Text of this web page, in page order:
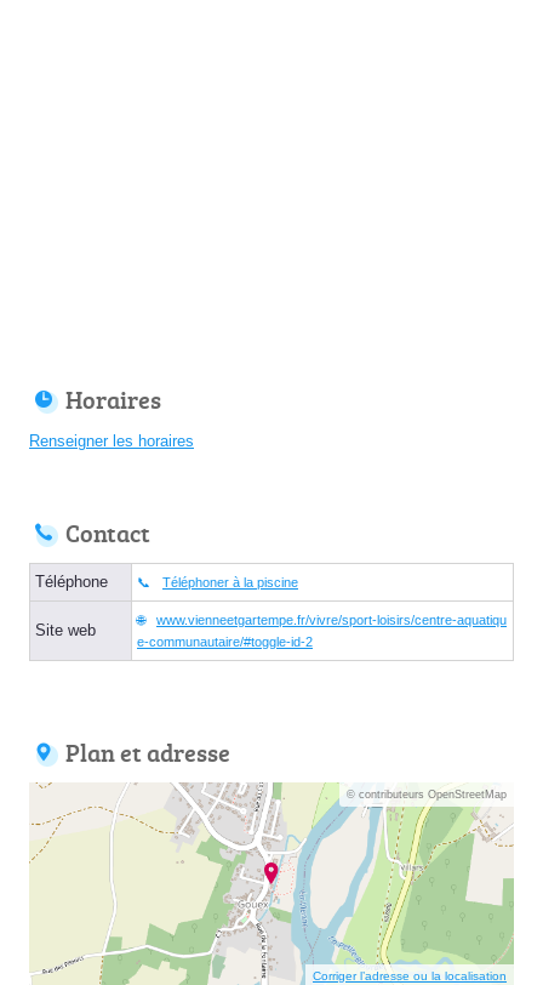
Horaires
Renseigner les horaires
Contact
Téléphone Téléphoner à la piscine
Site web
www.vienneetgartempe.fr/vivre/sport-loisirs/centre-aquatiqu
e-communautaire/#toggle-id-2
Plan et adresse
© contributeurs OpenStreetMap
Corriger l’adresse ou la localisation